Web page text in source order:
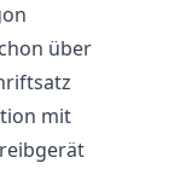
über
mit